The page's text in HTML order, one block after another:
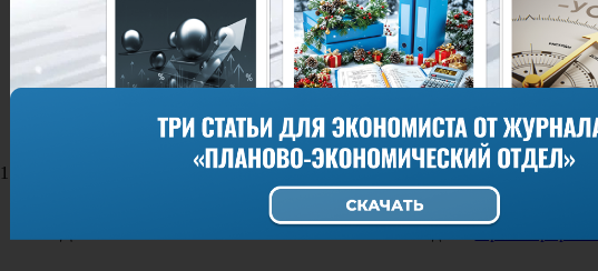
Какими должны быть указаны значения в рублях в счёте-фактуре на
Цена за единицу измерения
Стоимость товара без налога – всего
Стоимость товара с налогом – всего
1 Последняя (1) »